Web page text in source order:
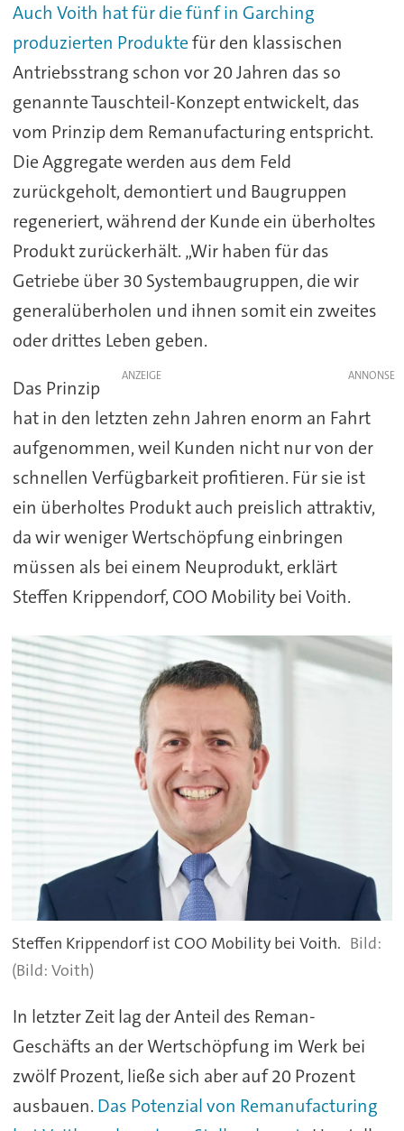
Auch Voith hat für die fünf in Garching
produzierten Produktefür den klassischen
Antriebsstrang schon vor 20 Jahren das so
genannte Tauschteil-Konzept entwickelt, das
vom Prinzip dem Remanufacturing entspricht.
Die Aggregate werden aus dem Feld
zurückgeholt, demontiert und Baugruppen
regeneriert, während der Kunde ein überholtes
Produkt zurückerhält. „Wir haben für das
Getriebe über 30 Systembaugruppen, die wir
generalüberholen und ihnen somit ein zweites
oder drittes Leben geben.
ANZEIGE
Das Prinzip
hat in den letzten zehn Jahren enorm an Fahrt
aufgenommen, weil Kunden nicht nur von der
schnellen Verfügbarkeit profitieren. Für sie ist
ein überholtes Produkt auch preislich attraktiv,
da wir weniger Wertschöpfung einbringen
müssen als bei einem Neuprodukt, erklärt
Steffen Krippendorf, COO Mobility bei Voith.
Steffen Krippendorf ist COO Mobility bei Voith.
(Bild: Voith)
In letzter Zeit lag der Anteil des Reman-
Geschäfts an der Wertschöpfung im Werk bei
zwölf Prozent, ließe sich aber auf 20 Prozent
ausbauen. Das Potenzial von Remanufacturing